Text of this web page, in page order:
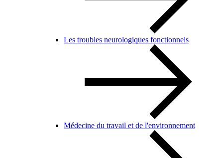
Les troubles neurologiques fonctionnels
Médecine du travail et de l'environnement